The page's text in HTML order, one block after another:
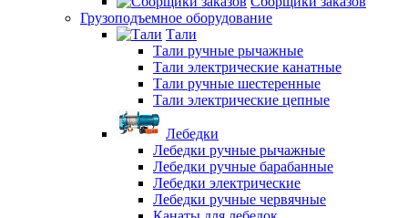
Грузоподъемное оборудование
Тали
Тали ручные рычажные
Тали электрические канатные
Тали ручные шестеренные
Тали электрические цепные
Лебедки
Лебедки ручные рычажные
Лебедки ручные барабанные
Лебедки электрические
Лебедки ручные червячные